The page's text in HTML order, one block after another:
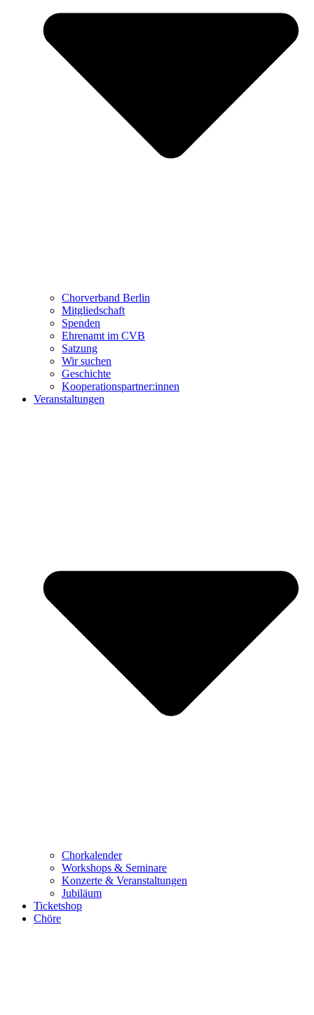
Chorverband Berlin
Mitgliedschaft
Spenden
Ehrenamt im CVB
Satzung
Wir suchen
Geschichte
Kooperationspartner:innen
Veranstaltungen
Chorkalender
Workshops & Seminare
Konzerte & Veranstaltungen
Jubiläum
Ticketshop
Chöre